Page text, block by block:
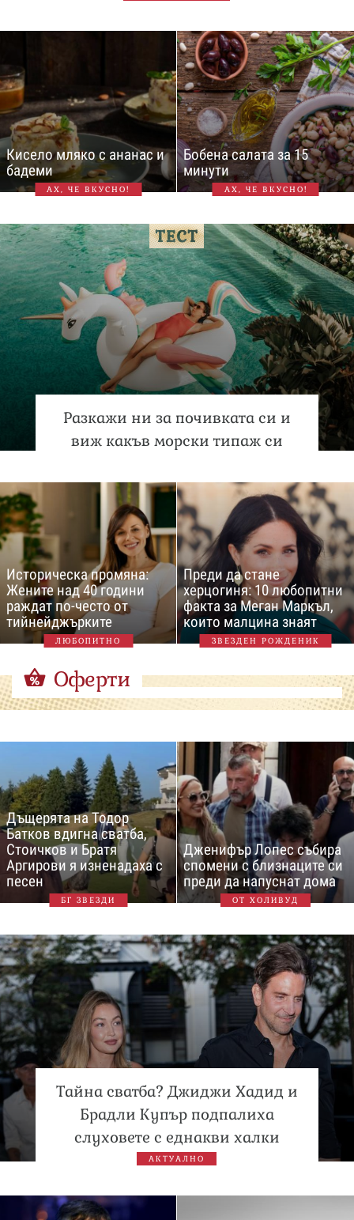
Кисело мляко с ананас и
бадеми
АХ, ЧЕ ВКУСНО!
Бобена салата за 15
минути
АХ, ЧЕ ВКУСНО!
Разкажи ни за почивката си и
виж какъв морски типаж си
Историческа промяна:
Жените над 40 години
раждат по-често от
тийнейджърките
ЛЮБОПИТНО
Преди да стане
херцогиня: 10 любопитни
факта за Меган Маркъл,
които малцина знаят
ЗВЕЗДЕН РОЖДЕНИК
Оферти
Дъщерята на Тодор
Батков вдигна сватба,
Стоичков и Братя
Аргирови я изненадаха с
песен
БГ ЗВЕЗДИ
Дженифър Лопес събира
спомени с близнаците си
преди да напуснат дома
ОТ ХОЛИВУД
Тайна сватба? Джиджи Хадид и
Брадли Купър подпалиха
слуховете с еднакви халки
АКТУАЛНО